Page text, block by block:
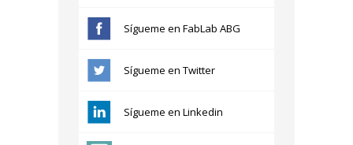
Sígueme en FabLab ABG
Sígueme en Twitter
Sígueme en Linkedin